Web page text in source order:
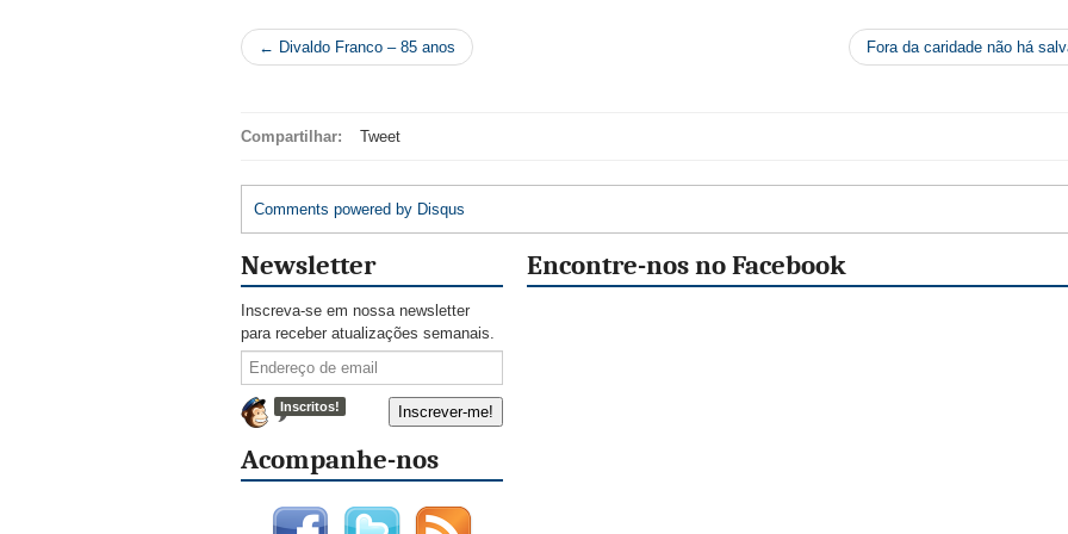
← Divaldo Franco – 85 anos Fora da caridade não há
Compartilhar: Tweet
Comments powered by Disqus
Newsletter
Inscreva-se em nossa newsletter
para receber atualizações semanais.
Inscritos!
Acompanhe-nos
Encontre-nos no Facebook